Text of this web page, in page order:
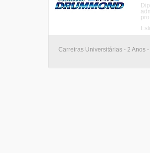
Carreiras Universitárias - 2 Anos